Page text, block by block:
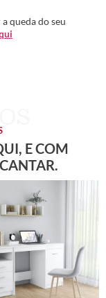
queda do seu
E COM